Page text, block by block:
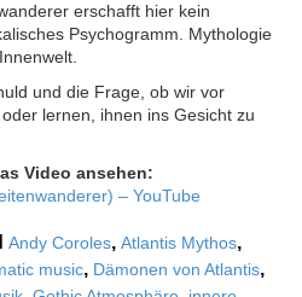
erschafft hier kein
Psychogramm. Mythologie
und die Frage, ob wir vor
lernen, ihnen ins Gesicht zu
Video ansehen:
– YouTube
Andy Coroles, Atlantis Mythos,
music, Dämonen von Atlantis,